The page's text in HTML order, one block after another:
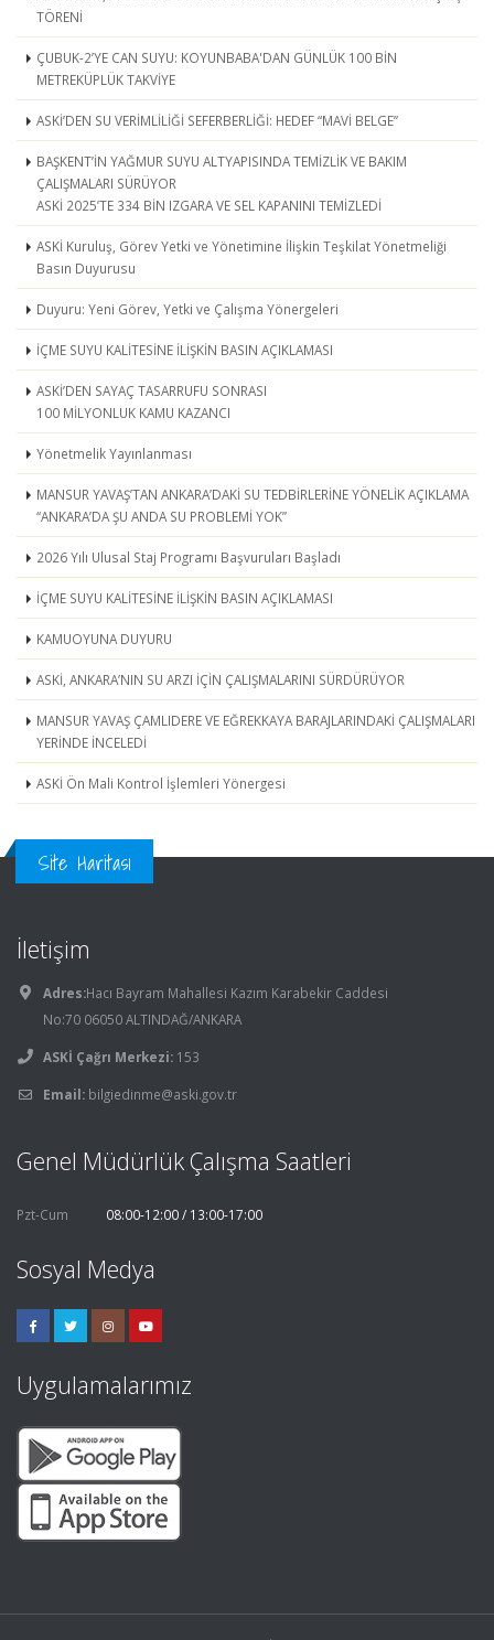
TÖRENİ
ÇUBUK-2’YE CAN SUYU: KOYUNBABA'DAN GÜNLÜK 100 BİN
METREKÜPLÜK TAKVİYE
ASKİ’DEN SU VERİMLİLİĞİ SEFERBERLİĞİ: HEDEF “MAVİ BELGE”
BAŞKENT’İN YAĞMUR SUYU ALTYAPISINDA TEMİZLİK VE BAKIM
ÇALIŞMALARI SÜRÜYOR
ASKİ 2025’TE 334 BİN IZGARA VE SEL KAPANINI TEMİZLEDİ
ASKİ Kuruluş, Görev Yetki ve Yönetimine İlişkin Teşkilat Yönetmeliği
Basın Duyurusu
Duyuru: Yeni Görev, Yetki ve Çalışma Yönergeleri
İÇME SUYU KALİTESİNE İLİŞKİN BASIN AÇIKLAMASI
ASKİ’DEN SAYAÇ TASARRUFU SONRASI
100 MİLYONLUK KAMU KAZANCI
Yönetmelik Yayınlanması
MANSUR YAVAŞ’TAN ANKARA’DAKİ SU TEDBİRLERİNE YÖNELİK AÇIKLAMA
“ANKARA’DA ŞU ANDA SU PROBLEMİ YOK”
2026 Yılı Ulusal Staj Programı Başvuruları Başladı
İÇME SUYU KALİTESİNE İLİŞKİN BASIN AÇIKLAMASI
KAMUOYUNA DUYURU
ASKİ, ANKARA’NIN SU ARZI İÇİN ÇALIŞMALARINI SÜRDÜRÜYOR
MANSUR YAVAŞ ÇAMLIDERE VE EĞREKKAYA BARAJLARINDAKİ ÇALIŞMALARI
YERİNDE İNCELEDİ
ASKİ Ön Mali Kontrol İşlemleri Yönergesi
Site Haritası
İletişim
Adres:Hacı Bayram Mahallesi Kazım Karabekir Caddesi
No:70 06050 ALTINDAĞ/ANKARA
ASKİ Çağrı Merkezi: 153
Email: bilgiedinme@aski.gov.tr
Genel Müdürlük Çalışma Saatleri
Pzt-Cum 08:00-12:00 / 13:00-17:00
Sosyal Medya
Uygulamalarımız